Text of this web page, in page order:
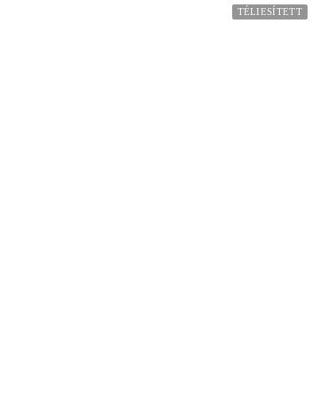
TÉLIESÍTETT
TÉLIESÍTETT